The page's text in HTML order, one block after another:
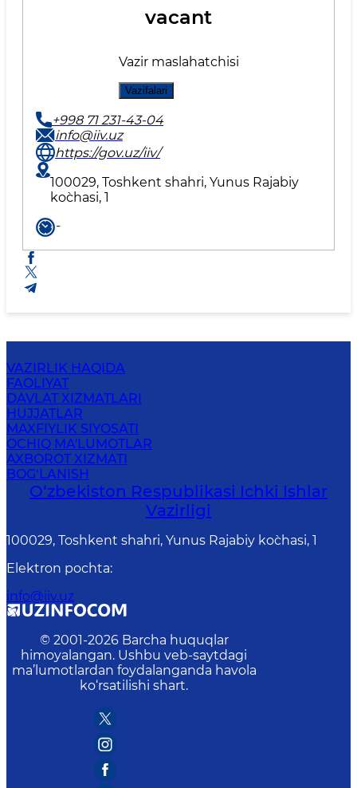
vacant
Vazir maslahatchisi
Vazifalari
+998 71 231-43-04
info@iiv.uz
https://gov.uz/iiv/
100029, Toshkent shahri, Yunus Rаjаbiy
ko`chаsi, 1
-
VAZIRLIK HAQIDA
FAOLIYAT
DAVLAT XIZMATLARI
HUJJATLAR
MAXFIYLIK SIYOSATI
OCHIQ MA'LUMOTLAR
AXBOROT XIZMATI
BOG‘LANISH
O‘zbеkiston Rеspublikаsi Ichki Ishlаr
Vаzirligi
100029, Toshkent shahri, Yunus Rаjаbiy ko`chаsi, 1
Elektron pochta:
info@iiv.uz
© 2001-2026 Barcha huquqlar
himoyalangan. Ushbu veb-saytdagi
ma’lumotlardan foydalanganda havola
ko‘rsatilishi shart.